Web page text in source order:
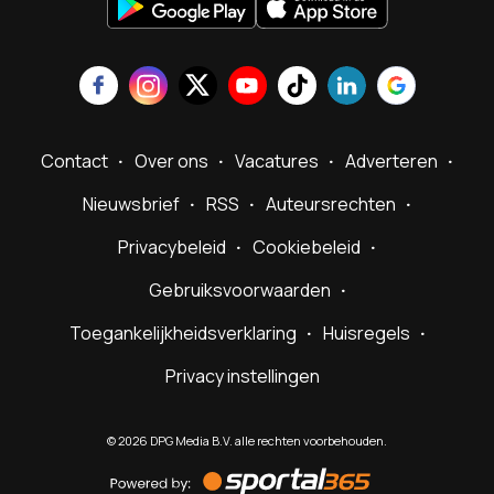
Contact Over ons Vacatures
Adverteren
Nieuwsbrief
RSS
Auteursrechten
Privacybeleid
Cookiebeleid
Gebruiksvoorwaarden
Toegankelijkheidsverklaring
Huisregels
Privacy instellingen
©2026 DPG Media B.V. alle rechten voorbehouden.
by